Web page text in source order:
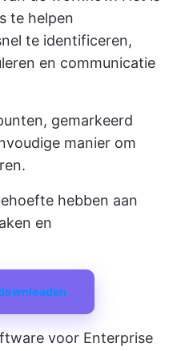
te helpen
te identificeren,
en communicatie
gemarkeerd
manier om
hebben aan
en
voor Enterprise